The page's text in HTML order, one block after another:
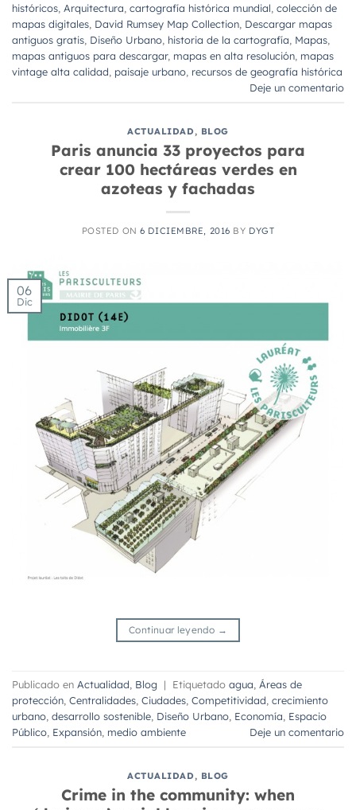
históricos, Arquitectura, cartografía histórica mundial, colección de
mapas digitales, David Rumsey Map Collection, Descargar mapas
antiguos gratis, Diseño Urbano, historia de la cartografía, Mapas,
mapas antiguos para descargar, mapas en alta resolución, mapas
vintage alta calidad, paisaje urbano, recursos de geografía histórica
Deje un comentario
ACTUALIDAD, BLOG
Paris anuncia 33 proyectos para
crear 100 hectáreas verdes en
azoteas y fachadas
POSTED ON6 DICIEMBRE, 2016 BY DYGT
06
Dic
Continuar leyendo →
Publicado en Actualidad, Blog | Etiquetado agua, Áreas de
protección, Centralidades, Ciudades, Competitividad, crecimiento
urbano, desarrollo sostenible, Diseño Urbano, Economía, Espacio
Público, Expansión, medio ambiente Deje un comentario
ACTUALIDAD, BLOG
Crime in the community: when